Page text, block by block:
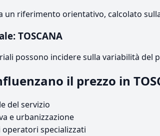
un riferimento orientativo, calcolato
TOSCANA
possono incidere sulla variabilità del
il prezzo in
del servizio
e urbanizzazione
specializzati